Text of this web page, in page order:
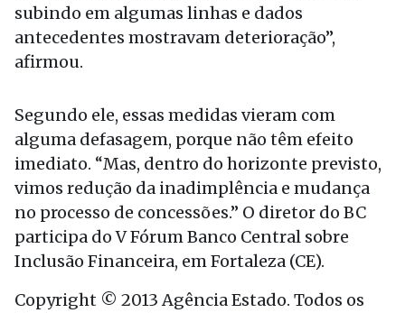
subindo em algumas linhas e dados
antecedentes mostravam deterioração”,
afirmou.
Segundo ele, essas medidas vieram com
alguma defasagem, porque não têm efeito
imediato. “Mas, dentro do horizonte previsto,
vimos redução da inadimplência e mudança
no processo de concessões.” O diretor do BC
participa do V Fórum Banco Central sobre
Inclusão Financeira, em Fortaleza (CE).
Copyright © 2013 Agência Estado. Todos os